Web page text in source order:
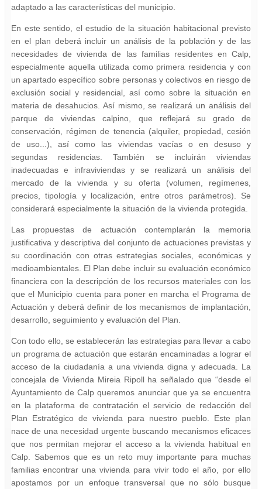
adaptado a las características del municipio.
En este sentido, el estudio de la situación habitacional previsto
en el plan deberá incluir un análisis de la población y de las
necesidades de vivienda de las familias residentes en Calp,
especialmente aquella utilizada como primera residencia y con
un apartado específico sobre personas y colectivos en riesgo de
exclusión social y residencial, así como sobre la situación en
materia de desahucios. Así mismo, se realizará un análisis del
parque de viviendas calpino, que reflejará su grado de
conservación, régimen de tenencia (alquiler, propiedad, cesión
de uso...), así como las viviendas vacías o en desuso y
segundas residencias. También se incluirán viviendas
inadecuadas e infraviviendas y se realizará un análisis del
mercado de la vivienda y su oferta (volumen, regímenes,
precios, tipología y localización, entre otros parámetros). Se
considerará especialmente la situación de la vivienda protegida.
Las propuestas de actuación contemplarán la memoria
justificativa y descriptiva del conjunto de actuaciones previstas y
su coordinación con otras estrategias sociales, económicas y
medioambientales. El Plan debe incluir su evaluación económico
financiera con la descripción de los recursos materiales con los
que el Municipio cuenta para poner en marcha el Programa de
Actuación y deberá definir de los mecanismos de implantación,
desarrollo, seguimiento y evaluación del Plan.
Con todo ello, se establecerán las estrategias para llevar a cabo
un programa de actuación que estarán encaminadas a lograr el
acceso de la ciudadanía a una vivienda digna y adecuada. La
concejala de Vivienda Mireia Ripoll ha señalado que “desde el
Ayuntamiento de Calp queremos anunciar que ya se encuentra
en la plataforma de contratación el servicio de redacción del
Plan Estratégico de vivienda para nuestro pueblo. Este plan
nace de una necesidad urgente buscando mecanismos eficaces
que nos permitan mejorar el acceso a la vivienda habitual en
Calp. Sabemos que es un reto muy importante para muchas
familias encontrar una vivienda para vivir todo el año, por ello
apostamos por un enfoque transversal que no sólo busque